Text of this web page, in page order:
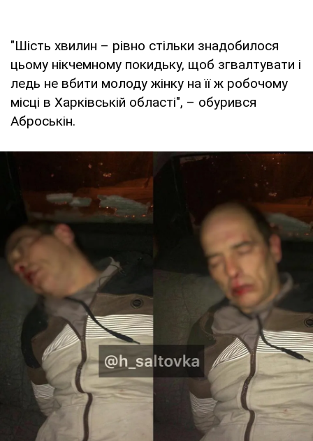
"Шість хвилин – рівно стільки знадобилося
цьому нікчемному покидьку, щоб згвалтувати і
ледь не вбити молоду жінку на її ж робочому
місці в Харківській області", – обурився
Аброськін.